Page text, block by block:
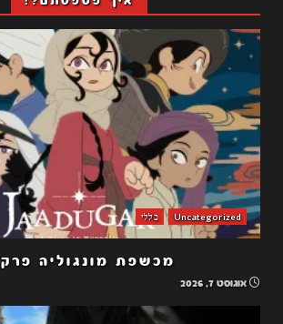
Uncategorized כללי
מכשפת מונגוליה פרק 6
אוגוסט 7, 2026